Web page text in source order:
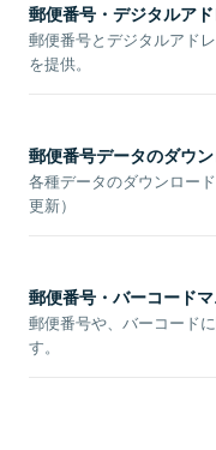
郵便番号・デジタルア
郵便番号とデジタルアド
を提供。
郵便番号データのダウ
各種データのダウンロー
更新）
郵便番号・バーコード
郵便番号や、バーコード
す。